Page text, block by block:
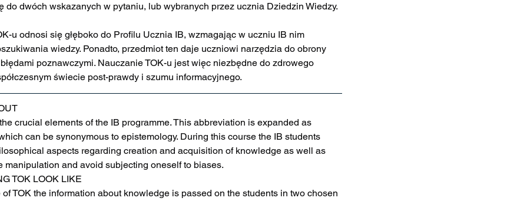
do dwóch wskazanych w pytaniu, lub wybranych przez ucznia Dziedzin Wiedzy.
u odnosi się głęboko do Profilu Ucznia IB, wzmagając w uczniu IB nim
wiedzy. Ponadto, przedmiot ten daje uczniowi narzędzia do obrony
poznawczymi. Nauczanie TOK-u jest więc niezbędne do zdrowego
świecie post-prawdy i szumu informacyjnego.
crucial elements of the IB programme. This abbreviation is expanded as
can be synonymous to epistemology. During this course the IB students
aspects regarding creation and acquisition of knowledge as well as
manipulation and avoid subjecting oneself to biases.
TOK LOOK LIKE
TOK the information about knowledge is passed on the students in two chosen